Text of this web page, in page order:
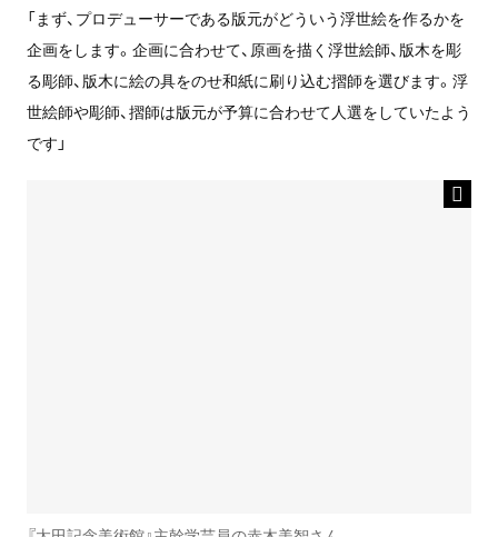
「まず、プロデューサーである版元がどういう浮世絵を作るかを
企画をします。企画に合わせて、原画を描く浮世絵師、版木を彫
る彫師、版木に絵の具をのせ和紙に刷り込む摺師を選びます。浮
世絵師や彫師、摺師は版元が予算に合わせて人選をしていたよう
です」